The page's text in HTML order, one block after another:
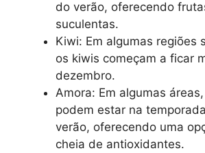
do verão, oferecendo
suculentas.
Kiwi: Em algumas regiões
os kiwis começam a ficar
dezembro.
Amora: Em algumas
podem estar na
verão, oferecendo uma
cheia de antioxidantes.